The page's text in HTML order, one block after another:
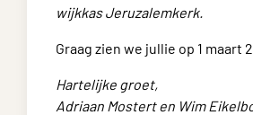
wijkkas Jeruzalemkerk.
Graag zien we jullie op 1 maart
Hartelijke groet,
Adriaan Mostert en Wim